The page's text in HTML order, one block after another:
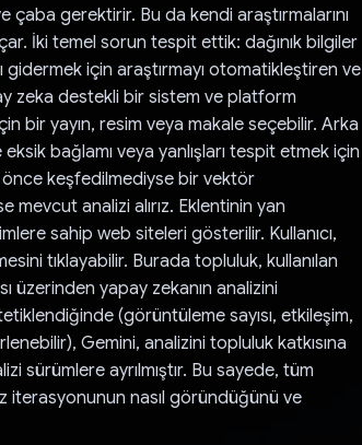
gerektirir. Bu da kendi araştırmalarını
İki temel sorun tespit ettik: dağınık bilgiler
için araştırmayı otomatikleştiren ve
zeka destekli bir sistem ve platform
bir yayın, resim veya makale seçebilir. Arka
bağlamı veya yanlışları tespit etmek için
keşfedilmediyse bir vektör
mevcut analizi alırız. Eklentinin yan
sahip web siteleri gösterilir. Kullanıcı,
tıklayabilir. Burada topluluk, kullanılan
üzerinden yapay zekanın analizini
(görüntüleme sayısı, etkileşim,
Gemini, analizini topluluk katkısına
sürümlere ayrılmıştır. Bu sayede, tüm
iterasyonunun nasıl göründüğünü ve